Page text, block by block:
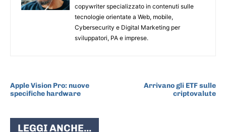
copywriter specializzato in contenuti sulle
tecnologie orientate a Web, mobile,
Cybersecurity e Digital Marketing per
sviluppatori, PA e imprese.
Apple Vision Pro: nuove
specifiche hardware
Arrivano gli ETF sulle
criptovalute
LEGGI ANCHE...